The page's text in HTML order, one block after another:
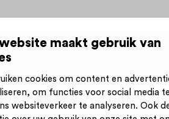
maakt gebruik van
cookies om content en
om functies voor social media
websiteverkeer te analyseren. Ook